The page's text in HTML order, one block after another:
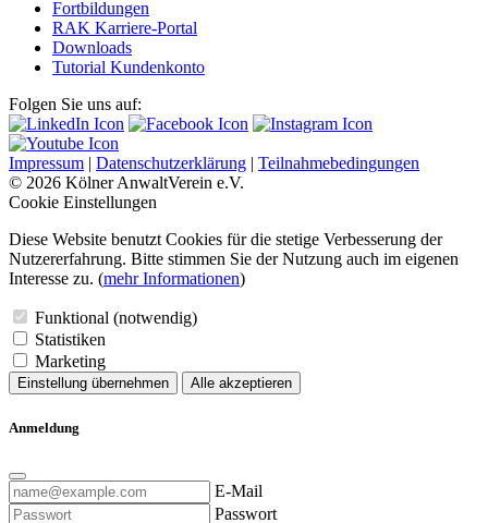
Fortbildungen
RAK Karriere-Portal
Downloads
Tutorial Kundenkonto
Folgen Sie uns auf:
Impressum | Datenschutzerklärung | Teilnahmebedingungen
© 2026 Kölner AnwaltVerein e.V.
Cookie Einstellungen
Diese Website benutzt Cookies für die stetige Verbesserung der
Nutzererfahrung. Bitte stimmen Sie der Nutzung auch im eigenen
Interesse zu. (mehr Informationen)
Funktional (notwendig)
Statistiken
Marketing
Einstellung übernehmen Alle akzeptieren
Anmeldung
E-Mail
Passwort